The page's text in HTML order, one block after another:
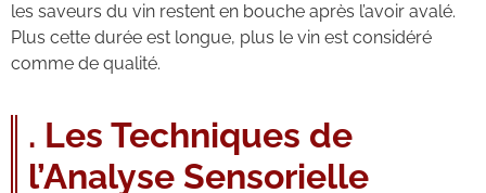
les saveurs du vin restent en bouche après l’avoir avalé.
Plus cette durée est longue, plus le vin est considéré
comme de qualité.
. Les Techniques de
l’Analyse Sensorielle